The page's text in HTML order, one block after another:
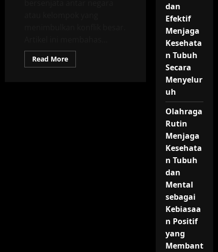
Read MoreRead
more
dan
Efektif
Menjaga
Kesehata
n Tubuh
Secara
Menyelur
uh
Olahraga
Rutin
Menjaga
Kesehata
n Tubuh
dan
Mental
sebagai
Kebiasaa
n Positif
yang
Membant